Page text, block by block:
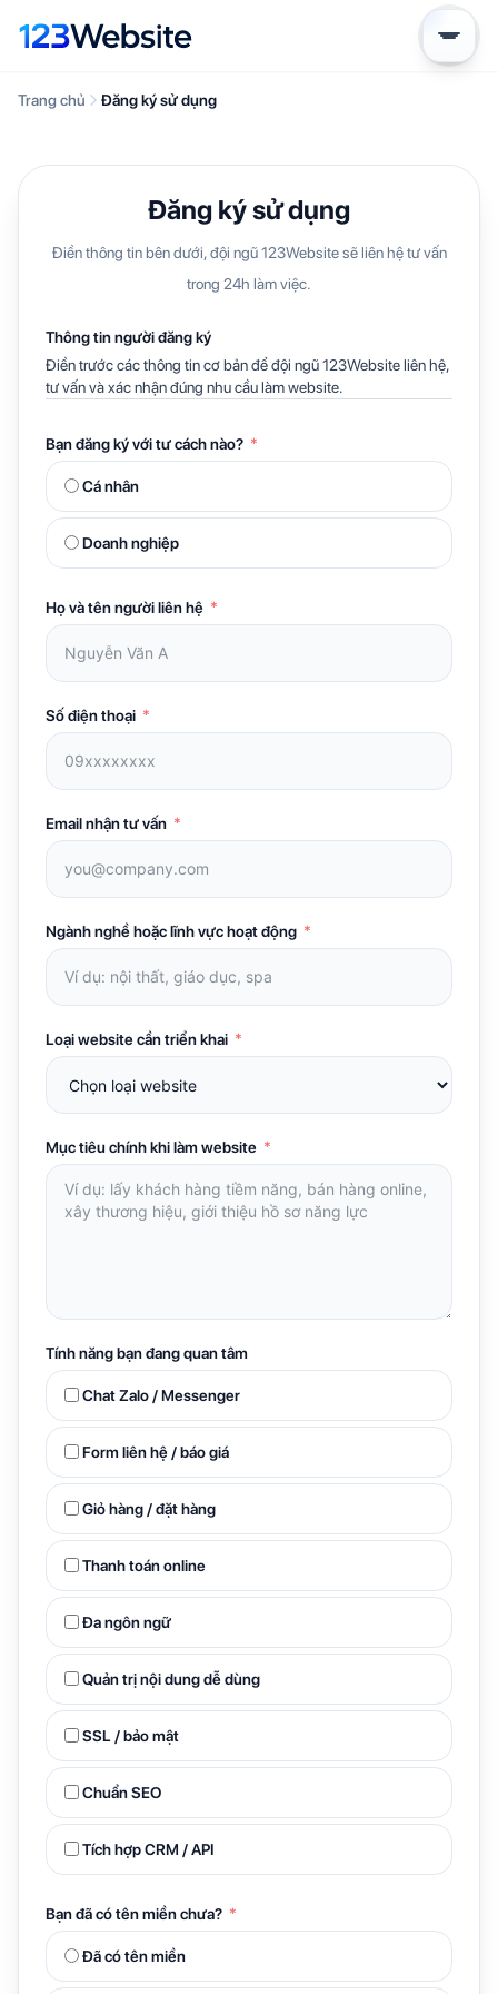
Trang chủ Đăng ký sử dụng
Đăng ký sử dụng
Điền thông tin bên dưới, đội ngũ 123Website sẽ liên hệ tư vấn
trong 24h làm việc.
Thông tin người đăng ký
Điền trước các thông tin cơ bản để đội ngũ 123Website liên hệ,
tư vấn và xác nhận đúng nhu cầu làm website.
Bạn đăng ký với tư cách nào?
Cá nhân
Doanh nghiệp
Họ và tên người liên hệ
Số điện thoại
Email nhận tư vấn
Ngành nghề hoặc lĩnh vực hoạt động
Loại website cần triển khai
Mục tiêu chính khi làm website
Tính năng bạn đang quan tâm
Chat Zalo / Messenger
Form liên hệ / báo giá
Giỏ hàng / đặt hàng
Thanh toán online
Đa ngôn ngữ
Quản trị nội dung dễ dùng
SSL / bảo mật
Chuẩn SEO
Tích hợp CRM / API
Bạn đã có tên miền chưa?
Đã có tên miền